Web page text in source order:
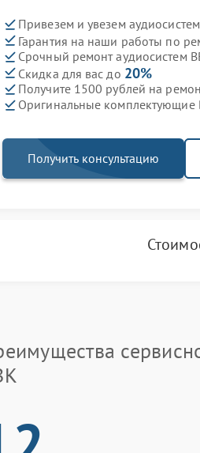
Привезем и увезем
Гарантия на наши работы по
Срочный ремонт аудиосистем
Скидка для вас до 20%
Получите 1500 рублей на
Оригинальные комплектующие
Получить консультацию